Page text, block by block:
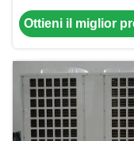
sorgente d'aria
HP con
compressore
per piscina
Ottieni il miglior